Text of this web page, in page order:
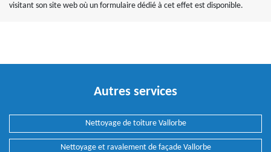
visitant son site web où un formulaire dédié à cet effet est disponible.
Autres services
Nettoyage de toiture Vallorbe
Nettoyage et ravalement de façade Vallorbe